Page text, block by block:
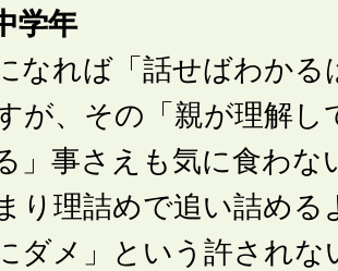
学年
なれば「話せばわかる
が、その「親が理解し
」事さえも気に食わな
り理詰めで追い詰める
ダメ」という許されな